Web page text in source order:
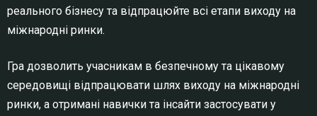
реального бізнесу та відпрацюйте всі етапи виходу на
міжнародні ринки.
Гра дозволить учасникам в безпечному та цікавому
середовищі відпрацювати шлях виходу на міжнародні
ринки, а отримані навички та інсайти застосувати у